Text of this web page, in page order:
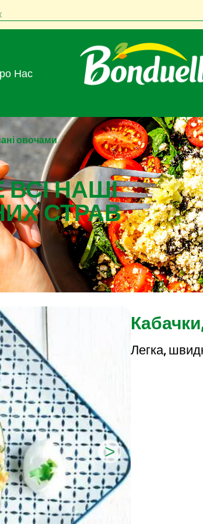
Нас
овочами
ВСІ НАШІ
СТРАВ
>
Легка,